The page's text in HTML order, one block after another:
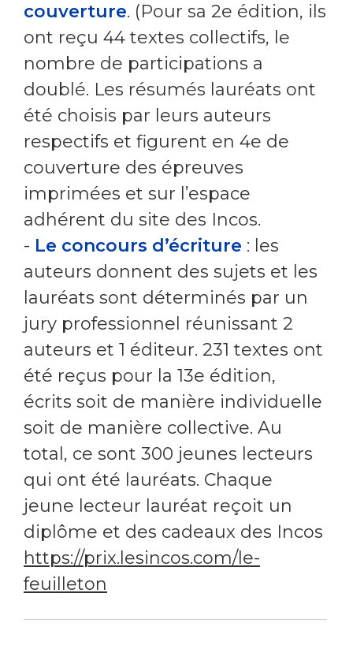
couverture. (Pour sa 2e édition, ils
ont reçu 44 textes collectifs, le
nombre de participations a
doublé. Les résumés lauréats ont
été choisis par leurs auteurs
respectifs et figurent en 4e de
couverture des épreuves
imprimées et sur l’espace
adhérent du site des Incos.
- Le concours d’écriture : les
auteurs donnent des sujets et les
lauréats sont déterminés par un
jury professionnel réunissant 2
auteurs et 1 éditeur. 231 textes ont
été reçus pour la 13e édition,
écrits soit de manière individuelle
soit de manière collective. Au
total, ce sont 300 jeunes lecteurs
qui ont été lauréats. Chaque
jeune lecteur lauréat reçoit un
diplôme et des cadeaux des Incos
https://prix.lesincos.com/le-
feuilleton